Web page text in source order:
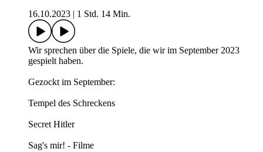
16.10.2023
1 Std. 14 Min.
Wir sprechen über die Spiele, die wir im September 2023
gespielt haben.
Gezockt im September:
Tempel des Schreckens
Secret Hitler
Sag's mir! - Filme